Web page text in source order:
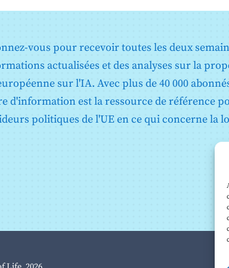
vous pour recevoir toutes les deux
actualisées et des analyses sur la
sur l'IA. Avec plus de 40 000
d'information est la ressource de référence
politiques de l'UE en ce qui concerne la